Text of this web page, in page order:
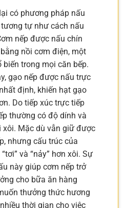
có phương pháp nấu
tự như cách nấu
nếp được nấu chín
nồi cơm điện, một
trong mọi căn bếp.
gạo nếp được nấu trực
định, khiến hạt gạo
Do tiếp xúc trực tiếp
thường có độ dính và
xôi. Mặc dù vẫn giữ được
nhưng cấu trúc của
và “nảy” hơn xôi. Sự
này giúp cơm nếp trở
cho bữa ăn hàng
thưởng thức hương
thời gian cho việc